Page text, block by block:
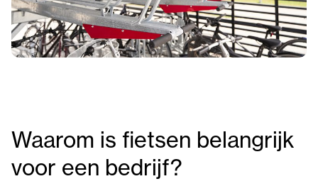
Waarom is fietsen belangrijk
voor een bedrijf?